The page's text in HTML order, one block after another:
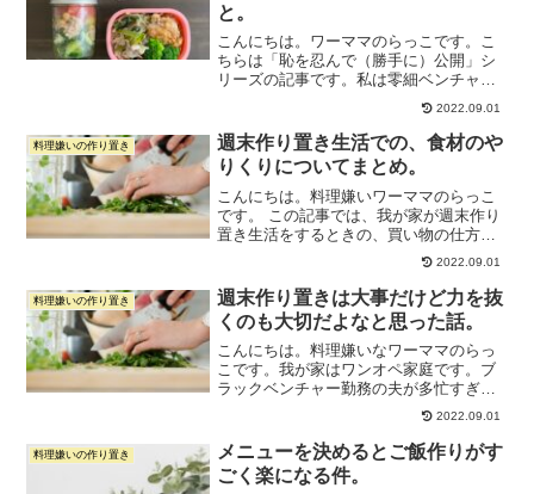
と。
こんにちは。ワーママのらっこです。こ
ちらは「恥を忍んで（勝手に）公開」シ
リーズの記事です。私は零細ベンチャー
で働くアラフォーの時短ワーママです。
このリモートワーク全盛時代に週5出社し
て働いています。（あー、まじで在宅し
たい）今はワーママ生活...
2022.09.01
料理嫌いの作り置き
週末作り置き生活での、食材のや
りくりについてまとめ。
こんにちは。料理嫌いワーママのらっこ
です。 この記事では、我が家が週末作り
置き生活をするときの、買い物の仕方と
食材のやりくりについてまとめます。週
末作り置きの進め方。 ↑こちらの記事の
中の、「３．食材の買い方」の部分を詳
しく書いています。 ...
2022.09.01
料理嫌いの作り置き
週末作り置きは大事だけど力を抜
くのも大切だよなと思った話。
こんにちは。料理嫌いなワーママのらっ
こです。我が家はワンオペ家庭です。ブ
ラックベンチャー勤務の夫が多忙すぎ
て、週末も仕事ばかり。週末作り置きの
時間もまったく家におりません。これま
ではワンオペの状態でもなんとか日曜日
に作り置きをしようと頑張っ...
2022.09.01
料理嫌いの作り置き
メニューを決めるとご飯作りがす
ごく楽になる件。